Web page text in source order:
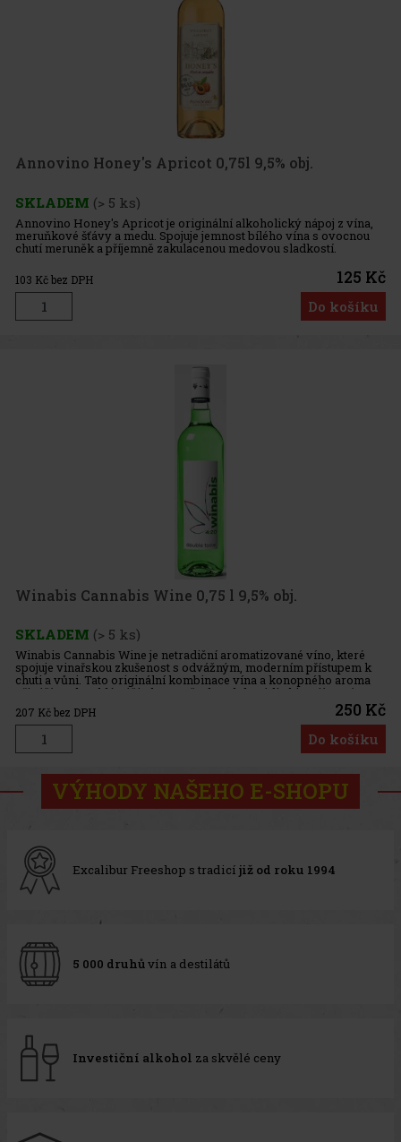
Annovino Honey's Apricot 0,75l 9,5% obj.
SKLADEM (> 5 ks)
Annovino Honey's Apricot je originální alkoholický nápoj z vína,
meruňkové šťávy a medu. Spojuje jemnost bílého vína s ovocnou
chutí meruněk a příjemně zakulacenou medovou sladkostí.
Výsledkem je svěží, harmonický a dobře pitelný nápoj, který se
hodí
103 Kč bez DPH 125 Kč
Do košíku
Winabis Cannabis Wine 0,75 l 9,5% obj.
SKLADEM (> 5 ks)
Winabis Cannabis Wine je netradiční aromatizované víno, které
spojuje vinařskou zkušenost s odvážným, moderním přístupem k
chuti a vůni. Tato originální kombinace vína a konopného aroma
přináší neobvyklý zážitek pro všechny, kdo rádi objevují nové a
207 Kč bez DPH 250 Kč
Do košíku
VÝHODY NAŠEHO E-SHOPU
Excalibur Freeshop s tradicí již od roku 1994
5 000 druhůvín a destilátů
Investiční alkohol za skvělé ceny